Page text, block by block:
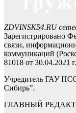
ZDVINSK54.RU
Зарегистрировано
связи,
коммуникаций
81018 от 30.04.2021 г.
Учредитель ГАУ НСО
Сибирь”.
ГЛАВНЫЙ